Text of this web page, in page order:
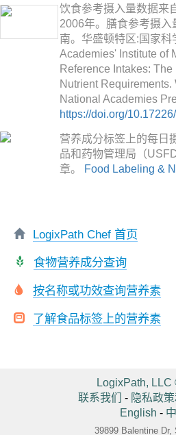
饮食参考摄入量数据来
2006年。膳食参考摄入
南。华盛顿特区:国家科
Academies' Institute of
Reference Intakes:
Nutrient
National Academies
https://doi.org/
营养成分标签上的每日
品和药物管理局（
章。
Food Labeling &
LogixPath Chef 首页
食物营养成分查询
按名称或功效查询营养素
了解食品标签上的营养素
LogixPath,
联系我们
- 隐私政
English -
39899 Balentine Dr,